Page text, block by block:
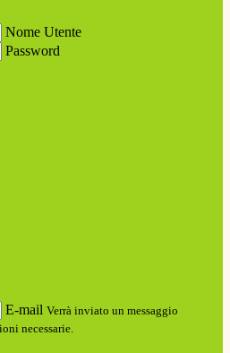
Nome Utente
Password
E-mail Verrà inviato un messaggio
necessarie.